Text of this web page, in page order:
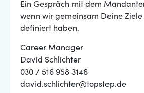
Ein Gespräch mit dem
wenn wir gemeinsam Deine Ziele
definiert haben.
Career Manager
David Schlichter
030 / 516 958 3146
david.schlichter@topstep.de